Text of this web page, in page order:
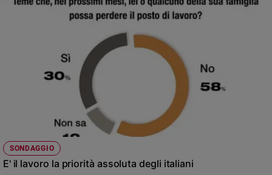
SONDAGGIO
E' il lavoro la priorità assoluta degli italiani